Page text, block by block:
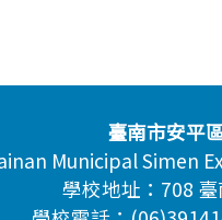
臺南市安平
Municipal Simen
學校地址：708